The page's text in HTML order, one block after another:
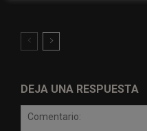
DEJA UNA RESPUESTA